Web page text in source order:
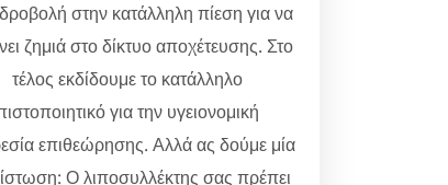
στην κατάλληλη πίεση για να
ζημιά στο δίκτυο αποχέτευσης. Στο
τέλος εκδίδουμε το κατάλληλο
για την υγειονομική
επιθεώρησης. Αλλά ας δούμε μία
Ο λιποσυλλέκτης σας πρέπει